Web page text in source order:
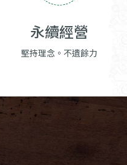
永續經營
堅持理念。不遺餘力